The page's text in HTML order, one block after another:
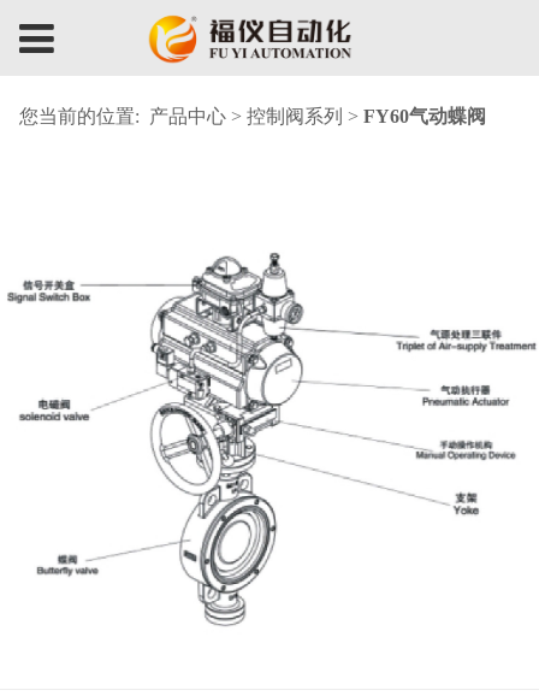
您当前的位置: 产品中心> 控制阀系列 > FY60气动蝶阀